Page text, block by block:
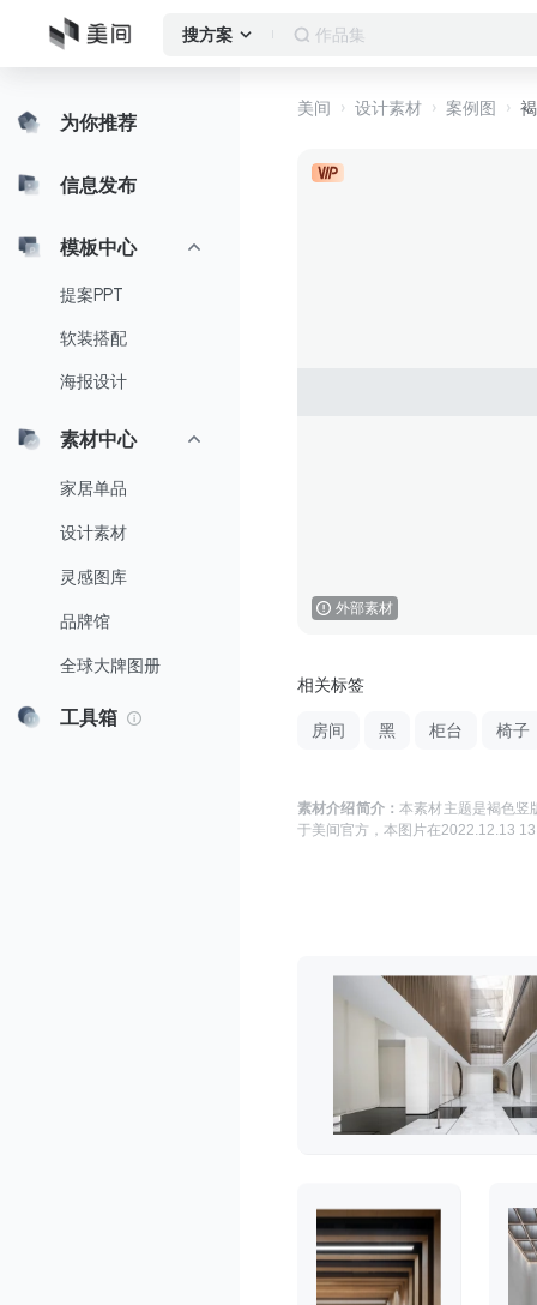
搜方案 客厅
为你推荐
信息发布
模板中心
提案PPT
软装搭配
海报设计
素材中心
家居单品
设计素材
灵感图库
品牌馆
全球大牌图册
工具箱
美间 设计素材 案例图
外部素材
相关标签
房间 黑 柜台 椅子
素材介绍简介：本素材主题是褐色竖
于美间官方 ，本图片在2022.12.13